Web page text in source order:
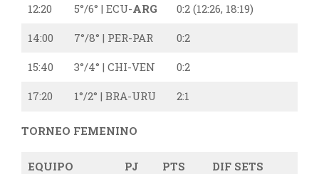
12:20 5°/6° | ECU-ARG 0:2 (12:26, 18:19)
14:00 7°/8° | PER-PAR 0:2
15:40 3°/4° | CHI-VEN 0:2
17:20 1°/2° | BRA-URU 2:1
TORNEO FEMENINO
EQUIPO PJ PTS DIF SETS